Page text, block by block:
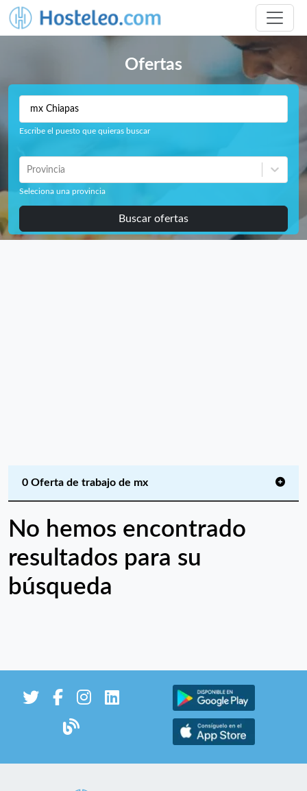
Ofertas
Escribe el puesto que quieras buscar
Provincia
Seleciona una provincia
Buscar ofertas
0 Oferta de trabajo de mx
No hemos encontrado
resultados para su
búsqueda